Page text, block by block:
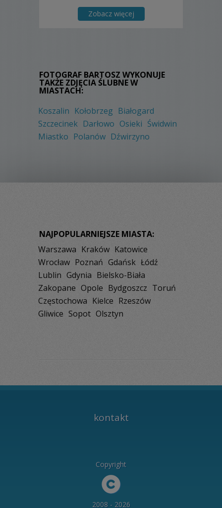
Zobacz więcej
FOTOGRAF BARTOSZ WYKONUJE
TAKŻE ZDJĘCIA ŚLUBNE W
MIASTACH:
Koszalin Kołobrzeg Białogard
Szczecinek Darłowo Osieki Świdwin
Miastko Polanów Dźwirzyno
NAJPOPULARNIEJSZE MIASTA:
Warszawa Kraków Katowice
Wrocław Poznań Gdańsk Łódź
Lublin Gdynia Bielsko-Biała
Zakopane Opole Bydgoszcz Toruń
Częstochowa Kielce Rzeszów
Gliwice Sopot Olsztyn
kontakt
Copyright
2008 - 2026